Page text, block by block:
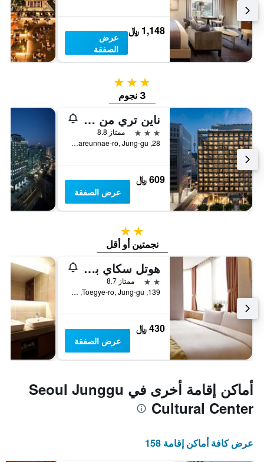
1,148 ﷼
عرض
الصفقة
3 نجوم
3 نجوم
ناين تري من بارناس سيول في ميونغ دونغ 2
3 نجوم
ممتاز 8.8
28, Mareunnae-ro, Jung-gu, سيول, كوريا الجنوبية
609 ﷼
عرض الصفقة
2 نجمتين
نجمتين أو أقل
هوتل سكاي بارك ميونج دونج 3
2 نجمتين
ممتاز 8.7
139, Toegye-ro, Jung-gu, سيول, كوريا الجنوبية
430 ﷼
عرض الصفقة
أماكن إقامة أخرى في Seoul Junggu
Cultural Center
عرض كافة أماكن إقامة 158